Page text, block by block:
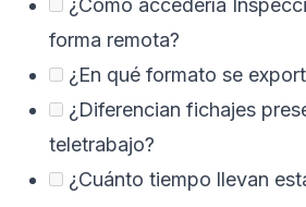
¿Cómo accedería
forma remota?
¿En qué formato se
¿Diferencian fichajes
teletrabajo?
¿Cuánto tiempo llevan